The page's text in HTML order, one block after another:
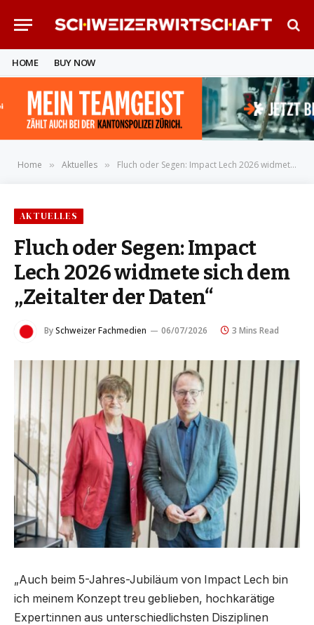
HOME BUY NOW
Home » Aktuelles » Fluch oder Segen: Impact Lech 2026 widmete sich dem „Zeitalter der Daten“
AKTUELLES
Fluch oder Segen: Impact
Lech 2026 widmete sich dem
„Zeitalter der Daten“
BySchweizer Fachmedien 06/07/2026 3 Mins Read
„Auch beim 5-Jahres-Jubiläum von Impact Lech bin
ich meinem Konzept treu geblieben, hochkarätige
Expert:innen aus unterschiedlichsten Disziplinen